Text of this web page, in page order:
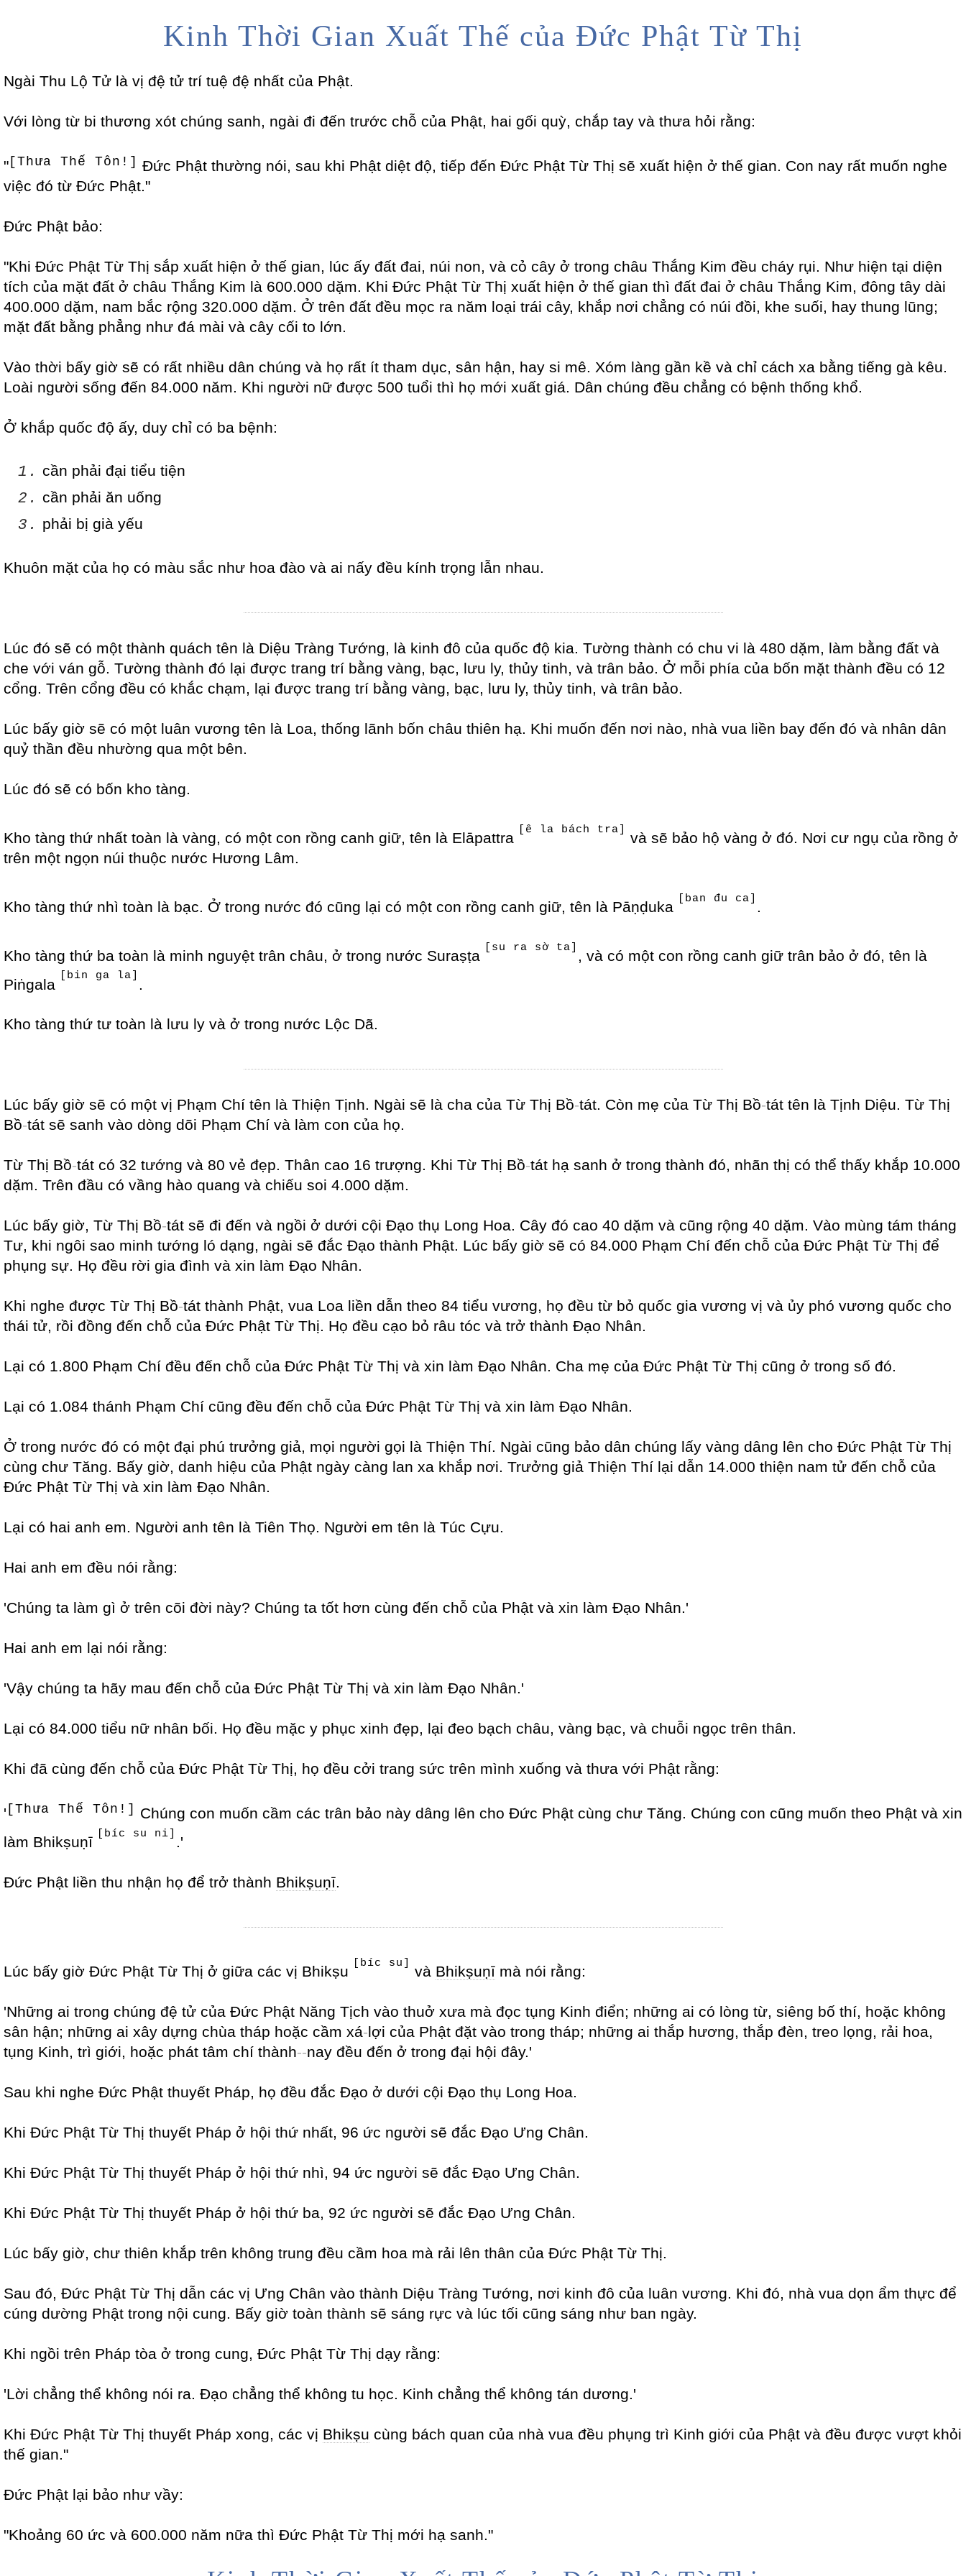
Kinh Thời Gian Xuất Thế của Đức Phật Từ Thị
Ngài Thu Lộ Tử là vị đệ tử trí tuệ đệ nhất của Phật.
Với lòng từ bi thương xót chúng sanh, ngài đi đến trước chỗ của Phật, hai gối quỳ, chắp tay và thưa hỏi rằng:
" [Thưa Thế Tôn!] Đức Phật thường nói, sau khi Phật diệt độ, tiếp đến Đức Phật Từ Thị sẽ xuất hiện ở thế gian. Con nay rất muốn nghe
việc đó từ Đức Phật."
Đức Phật bảo:
"Khi Đức Phật Từ Thị sắp xuất hiện ở thế gian, lúc ấy đất đai, núi non, và cỏ cây ở trong châu Thắng Kim đều cháy rụi. Như hiện tại diện
tích của mặt đất ở châu Thắng Kim là 600.000 dặm. Khi Đức Phật Từ Thị xuất hiện ở thế gian thì đất đai ở châu Thắng Kim, đông tây dài
400.000 dặm, nam bắc rộng 320.000 dặm. Ở trên đất đều mọc ra năm loại trái cây, khắp nơi chẳng có núi đồi, khe suối, hay thung lũng;
mặt đất bằng phẳng như đá mài và cây cối to lớn.
Vào thời bấy giờ sẽ có rất nhiều dân chúng và họ rất ít tham dục, sân hận, hay si mê. Xóm làng gần kề và chỉ cách xa bằng tiếng gà kêu.
Loài người sống đến 84.000 năm. Khi người nữ được 500 tuổi thì họ mới xuất giá. Dân chúng đều chẳng có bệnh thống khổ.
Ở khắp quốc độ ấy, duy chỉ có ba bệnh:
1. cần phải đại tiểu tiện
2. cần phải ăn uống
3.
phải bị già yếu
Khuôn mặt của họ có màu sắc như hoa đào và ai nấy đều kính trọng lẫn nhau.
Lúc đó sẽ có một thành quách tên là Diệu Tràng Tướng, là kinh đô của quốc độ kia. Tường thành có chu vi là 480 dặm, làm bằng đất và
che với ván gỗ. Tường thành đó lại được trang trí bằng vàng, bạc, lưu ly, thủy tinh, và trân bảo. Ở mỗi phía của bốn mặt thành đều có 12
cổng. Trên cổng đều có khắc chạm, lại được trang trí bằng vàng, bạc, lưu ly, thủy tinh, và trân bảo.
Lúc bấy giờ sẽ có một luân vương tên là Loa, thống lãnh bốn châu thiên hạ. Khi muốn đến nơi nào, nhà vua liền bay đến đó và nhân dân
quỷ thần đều nhường qua một bên.
Lúc đó sẽ có bốn kho tàng.
Kho tàng thứ nhất toàn là vàng, có một con rồng canh giữ, tên là Elāpattra [ê la bách tra]
và sẽ bảo hộ vàng ở đó. Nơi cư ngụ của rồng ở
trên một ngọn núi thuộc nước Hương Lâm.
Kho tàng thứ nhì toàn là bạc. Ở trong nước đó cũng lại có một con rồng canh giữ, tên là Pāṇḍuka [ban đu ca] .
Kho tàng thứ ba toàn là minh nguyệt trân châu, ở trong nước Suraṣṭa [su ra sờ ta]
, và có một con rồng canh giữ trân bảo ở đó, tên là
Piṅgala
[bin ga la]
Kho tàng thứ tư toàn là lưu ly và ở trong nước Lộc Dã.
Lúc bấy giờ sẽ có một vị Phạm Chí tên là Thiện Tịnh. Ngài sẽ là cha của Từ Thị Bồ-tát. Còn mẹ của Từ Thị Bồ-tát tên là Tịnh Diệu. Từ Thị
Bồ-tát sẽ sanh vào dòng dõi Phạm Chí và làm con của họ.
Từ Thị Bồ-tát có 32 tướng và 80 vẻ đẹp. Thân cao 16 trượng. Khi Từ Thị Bồ-tát hạ sanh ở trong thành đó, nhãn thị có thể thấy khắp 10.000
dặm. Trên đầu có vầng hào quang và chiếu soi 4.000 dặm.
Lúc bấy giờ, Từ Thị Bồ-tát sẽ đi đến và ngồi ở dưới cội Đạo thụ Long Hoa. Cây đó cao 40 dặm và cũng rộng 40 dặm. Vào mùng tám tháng
Tư, khi ngôi sao minh tướng ló dạng, ngài sẽ đắc Đạo thành Phật. Lúc bấy giờ sẽ có 84.000 Phạm Chí đến chỗ của Đức Phật Từ Thị để
phụng sự. Họ đều rời gia đình và xin làm Đạo Nhân.
Khi nghe được Từ Thị Bồ-tát thành Phật, vua Loa liền dẫn theo 84 tiểu vương, họ đều từ bỏ quốc gia vương vị và ủy phó vương quốc cho
thái tử, rồi đồng đến chỗ của Đức Phật Từ Thị. Họ đều cạo bỏ râu tóc và trở thành Đạo Nhân.
Lại có 1.800 Phạm Chí đều đến chỗ của Đức Phật Từ Thị và xin làm Đạo Nhân. Cha mẹ của Đức Phật Từ Thị cũng ở trong số đó.
Lại có 1.084 thánh Phạm Chí cũng đều đến chỗ của Đức Phật Từ Thị và xin làm Đạo Nhân.
Ở trong nước đó có một đại phú trưởng giả, mọi người gọi là Thiện Thí. Ngài cũng bảo dân chúng lấy vàng dâng lên cho Đức Phật Từ Thị
cùng chư Tăng. Bấy giờ, danh hiệu của Phật ngày càng lan xa khắp nơi. Trưởng giả Thiện Thí lại dẫn 14.000 thiện nam tử đến chỗ của
Đức Phật Từ Thị và xin làm Đạo Nhân.
Lại có hai anh em. Người anh tên là Tiên Thọ. Người em tên là Túc Cựu.
Hai anh em đều nói rằng:
'Chúng ta làm gì ở trên cõi đời này? Chúng ta tốt hơn cùng đến chỗ của Phật và xin làm Đạo Nhân.'
Hai anh em lại nói rằng:
'Vậy chúng ta hãy mau đến chỗ của Đức Phật Từ Thị và xin làm Đạo Nhân.'
Lại có 84.000 tiểu nữ nhân bối. Họ đều mặc y phục xinh đẹp, lại đeo bạch châu, vàng bạc, và chuỗi ngọc trên thân.
Khi đã cùng đến chỗ của Đức Phật Từ Thị, họ đều cởi trang sức trên mình xuống và thưa với Phật rằng:
' [Thưa Thế Tôn!]
Chúng con muốn cầm các trân bảo này dâng lên cho Đức Phật cùng chư Tăng. Chúng con cũng muốn theo Phật và xin
làm Bhikṣuṇī
[bíc su ni] .'
Đức Phật liền thu nhận họ để trở thành Bhikṣuṇī.
Lúc bấy giờ Đức Phật Từ Thị ở giữa các vị Bhikṣu [bíc su] và Bhikṣuṇī mà nói rằng:
'Những ai trong chúng đệ tử của Đức Phật Năng Tịch vào thuở xưa mà đọc tụng Kinh điển; những ai có lòng từ, siêng bố thí, hoặc không
sân hận; những ai xây dựng chùa tháp hoặc cầm xá-lợi của Phật đặt vào trong tháp; những ai thắp hương, thắp đèn, treo lọng, rải hoa,
tụng Kinh, trì giới, hoặc phát tâm chí thành--nay đều đến ở trong đại hội đây.'
Sau khi nghe Đức Phật thuyết Pháp, họ đều đắc Đạo ở dưới cội Đạo thụ Long Hoa.
Khi Đức Phật Từ Thị thuyết Pháp ở hội thứ nhất, 96 ức người sẽ đắc Đạo Ưng Chân.
Khi Đức Phật Từ Thị thuyết Pháp ở hội thứ nhì, 94 ức người sẽ đắc Đạo Ưng Chân.
Khi Đức Phật Từ Thị thuyết Pháp ở hội thứ ba, 92 ức người sẽ đắc Đạo Ưng Chân.
Lúc bấy giờ, chư thiên khắp trên không trung đều cầm hoa mà rải lên thân của Đức Phật Từ Thị.
Sau đó, Đức Phật Từ Thị dẫn các vị Ưng Chân vào thành Diệu Tràng Tướng, nơi kinh đô của luân vương. Khi đó, nhà vua dọn ẩm thực để
cúng dường Phật trong nội cung. Bấy giờ toàn thành sẽ sáng rực và lúc tối cũng sáng như ban ngày.
Khi ngồi trên Pháp tòa ở trong cung, Đức Phật Từ Thị dạy rằng:
'Lời chẳng thể không nói ra. Đạo chẳng thể không tu học. Kinh chẳng thể không tán dương.'
Khi Đức Phật Từ Thị thuyết Pháp xong, các vị Bhikṣu cùng bách quan của nhà vua đều phụng trì Kinh giới của Phật và đều được vượt khỏi
thế gian."
Đức Phật lại bảo như vầy:
"Khoảng 60 ức và 600.000 năm nữa thì Đức Phật Từ Thị mới hạ sanh."